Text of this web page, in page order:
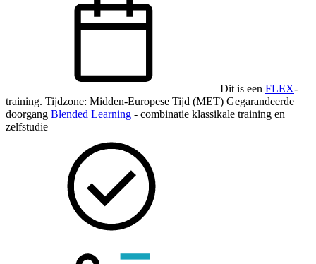
Dit is een FLEX-
training. Tijdzone: Midden-Europese Tijd (MET) Gegarandeerde
doorgang Blended Learning - combinatie klassikale training en
zelfstudie